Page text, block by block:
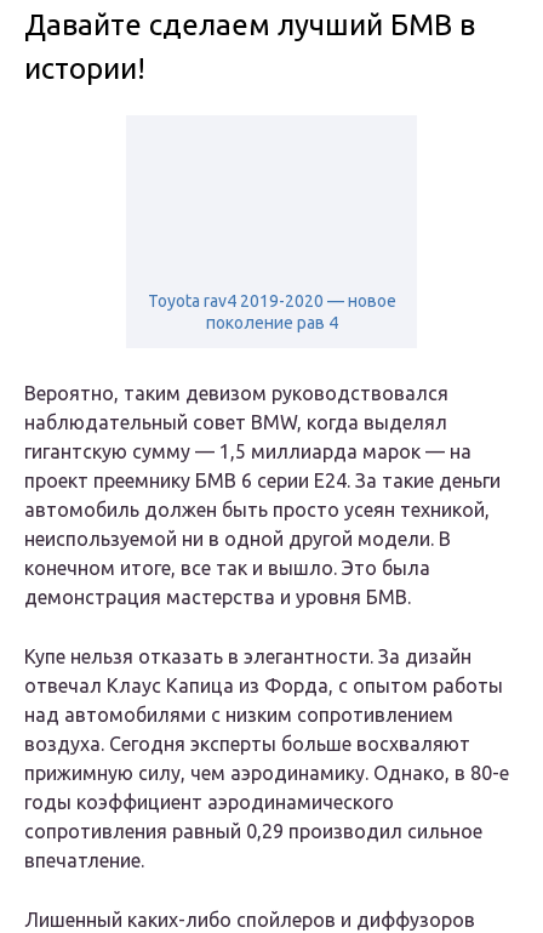
Давайте сделаем лучший БМВ в
истории!
Toyota rav4 2019-2020 — новое
поколение рав 4
Вероятно, таким девизом руководствовался
наблюдательный совет BMW, когда выделял
гигантскую сумму — 1,5 миллиарда марок — на
проект преемнику БМВ 6 серии Е24. За такие деньги
автомобиль должен быть просто усеян техникой,
неиспользуемой ни в одной другой модели. В
конечном итоге, все так и вышло. Это была
демонстрация мастерства и уровня БМВ.
Купе нельзя отказать в элегантности. За дизайн
отвечал Клаус Капица из Форда, с опытом работы
над автомобилями с низким сопротивлением
воздуха. Сегодня эксперты больше восхваляют
прижимную силу, чем аэродинамику. Однако, в 80-е
годы коэффициент аэродинамического
сопротивления равный 0,29 производил сильное
впечатление.
Лишенный каких-либо спойлеров и диффузоров